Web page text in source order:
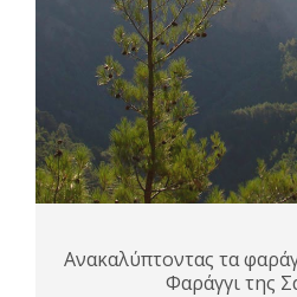
Ανακαλύπτοντας τα
Φαράγγι της